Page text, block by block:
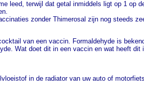
leed, terwijl dat getal inmiddels ligt op 1
zonder Thimerosal zijn nog steeds
van een vaccin. Formaldehyde is
Wat doet dit in een vaccin en wat heeft
in de radiator van uw auto of